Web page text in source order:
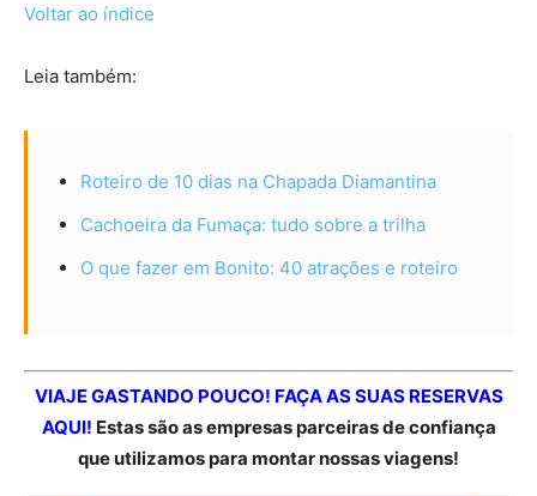
Voltar ao índice
Leia também:
Roteiro de 10 dias na Chapada Diamantina
Cachoeira da Fumaça: tudo sobre a trilha
O que fazer em Bonito: 40 atrações e roteiro
VIAJE GASTANDO POUCO! FAÇA AS SUAS RESERVAS
AQUI! Estas são as empresas parceiras de confiança
que utilizamos para montar nossas viagens!